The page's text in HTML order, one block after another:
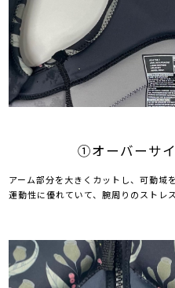
①オーバーサ
アーム部分を大きくカットし、可動域
運動性に優れていて、腕周りのストレ